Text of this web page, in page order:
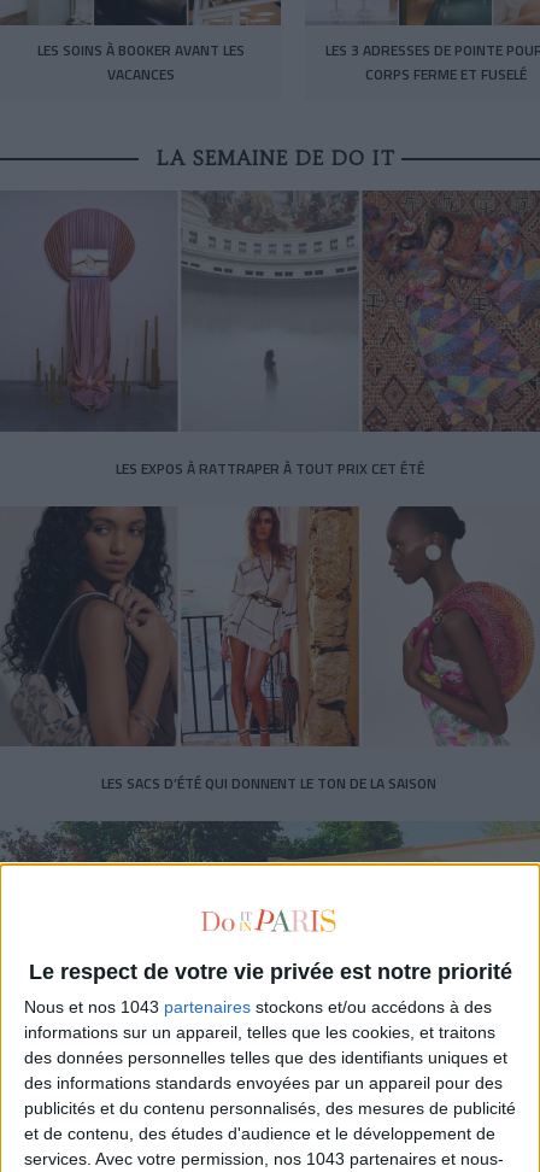
Le respect de votre vie privée est notre priorité
Nous et nos 1043 partenaires stockons et/ou accédons à des
informations sur un appareil, telles que les cookies, et traitons
des données personnelles telles que des identifiants uniques et
des informations standards envoyées par un appareil pour des
publicités et du contenu personnalisés, des mesures de publicité
et de contenu, des études d'audience et le développement de
services. Avec votre permission, nos 1043 partenaires et nous-
LES SOINS À BOOKER AVANT LES
VACANCES
LES 3 ADRESSES DE POINTE
CORPS FERME ET FUSELÉ
LA SEMAINE DE DO IT
LES EXPOS À RATTRAPER À TOUT PRIX CET ÉTÉ
LES SACS D’ÉTÉ QUI DONNENT LE TON DE LA SAISON
CONNAISSEZ-VOUS LE AIRBNB DE LA PISCINE AUTOUR DE PARIS ?